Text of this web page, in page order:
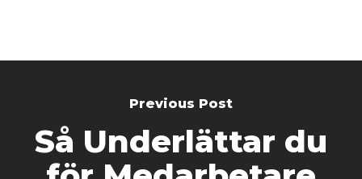
Previous Post
Så Underlättar du